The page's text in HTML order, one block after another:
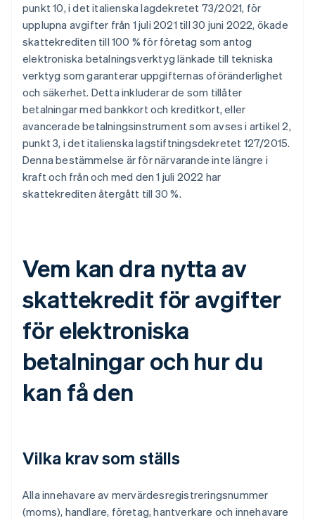
punkt 10, i det italienska lagdekretet 73/2021, för
upplupna avgifter från 1 juli 2021 till 30 juni 2022, ökade
skattekrediten till 100 % för företag som antog
elektroniska betalningsverktyg länkade till tekniska
verktyg som garanterar uppgifternas oföränderlighet
och säkerhet. Detta inkluderar de som tillåter
betalningar med bankkort och kreditkort, eller
avancerade betalningsinstrument som avses i artikel 2,
punkt 3, i det italienska lagstiftningsdekretet 127/2015.
Denna bestämmelse är för närvarande inte längre i
kraft och från och med den 1 juli 2022 har
skattekrediten återgått till 30 %.
Vem kan dra nytta av
skattekredit för avgifter
för elektroniska
betalningar och hur du
kan få den
Vilka krav som ställs
Alla innehavare av mervärdesregistreringsnummer
(moms), handlare, företag, hantverkare och innehavare